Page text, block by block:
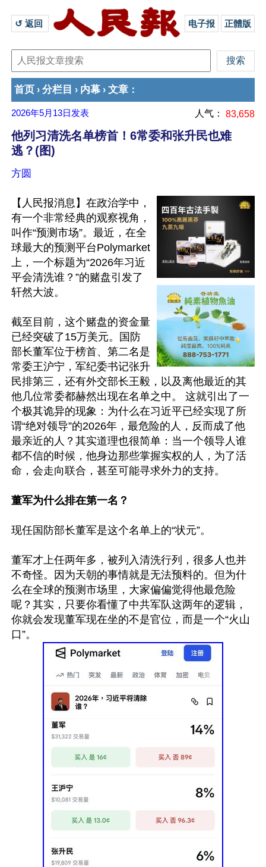
↺ 返回 电子报 正體版
首页 › 分栏目 › 内幕 › 文章 ：
2026年5月13日 发表 人气： 83,658
他列习清洗名单榜首！6常委和张升民也难
逃？(图)
方圆
【人民报消息】在政治学中，
有一个非常经典的观察视角，
叫作“预测市场”。最近，在全
球最大的预测平台Polymarket
上，一个标题为“2026年习近
平会清洗谁？”的赌盘引发了
轩然大波。
截至目前，这个赌盘的资金量
已经突破了15万美元。国防
部长董军位于榜首、第二名是
常委王沪宁，军纪委书记张升
民排第三，还有外交部长王毅，以及离他最近的其
他几位常委都赫然出现在名单之中。 这就引出了一
个极其诡异的现象：为什么在习近平已经实现了所
谓“绝对领导”的2026年，最危险的人，反而成了他
最亲近的人？其实道理也很简单：当一个领导人谁
都不信的时候，他身边那些掌握实权的人，为了活
命，会走向联合，甚至可能寻求外力的支持。
董军为什么排在第一名？
现任国防部长董军是这个名单上的“状元”。
董军才上任两年多，被列入清洗行列，很多人也并
不奇怪。因为天朝的事情就是无法预料的。但为什
么在全球的预测市场里，大家偏偏觉得他最危险
呢？其实，只要你看懂了中共军队这两年的逻辑，
你就会发现董军现在坐的不是官位，而是一个“火山